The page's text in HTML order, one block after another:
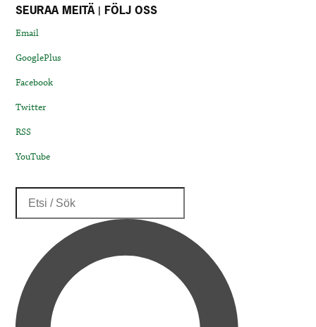
SEURAA MEITÄ | FÖLJ OSS
Email
GooglePlus
Facebook
Twitter
RSS
YouTube